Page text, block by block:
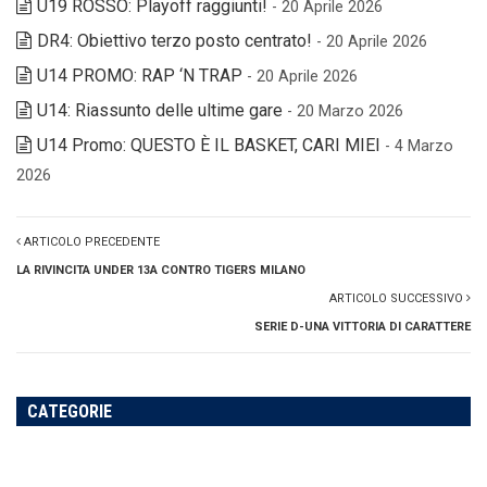
U19 ROSSO: Playoff raggiunti! - 20 Aprile 2026
DR4: Obiettivo terzo posto centrato! - 20 Aprile 2026
U14 PROMO: RAP ‘N TRAP - 20 Aprile 2026
U14: Riassunto delle ultime gare - 20 Marzo 2026
U14 Promo: QUESTO È IL BASKET, CARI MIEI - 4 Marzo
2026
ARTICOLO PRECEDENTE
LA RIVINCITA UNDER 13A CONTRO TIGERS MILANO
ARTICOLO SUCCESSIVO
SERIE D-UNA VITTORIA DI CARATTERE
CATEGORIE